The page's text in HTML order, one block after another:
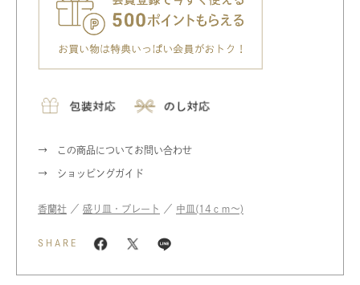
この商品についてお問い合わせ
ショッピングガイド
香蘭社 ／ 盛り皿・プレート ／ 中皿(14ｃｍ〜)
SHARE